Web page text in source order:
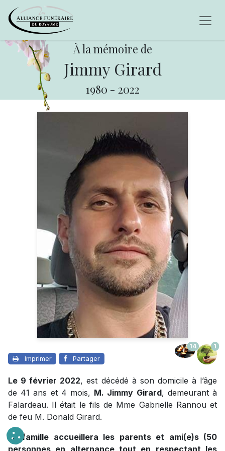
À la mémoire de
Jimmy Girard
1980 - 2022
Imprimer Partager
14 1
Le 9 février 2022, est décédé à son domicile à l’âge
de 41 ans et 4 mois, M. Jimmy Girard, demeurant à
Falardeau. Il était le fils de Mme Gabrielle Rannou et
de feu M. Donald Girard.
La famille accueillera les parents et ami(e)s (50
personnes en alternance tout en respectant les